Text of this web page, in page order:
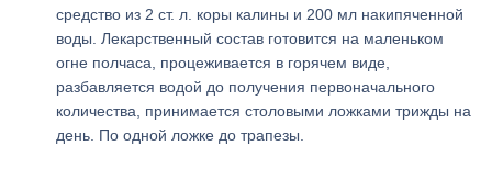
средство из 2 ст. л. коры калины и 200 мл накипяченной
воды. Лекарственный состав готовится на маленьком
огне полчаса, процеживается в горячем виде,
разбавляется водой до получения первоначального
количества, принимается столовыми ложками трижды на
день. По одной ложке до трапезы.